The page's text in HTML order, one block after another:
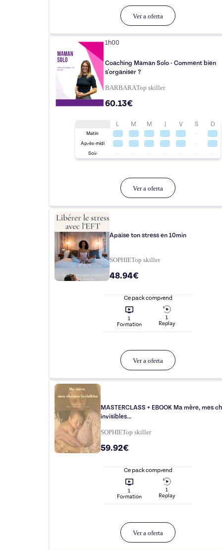
Ver a oferta
1h00
Coaching Maman Solo - Comment bien
s'organiser ?
BARBARATop skiller
60.13€
L M M J V S D
Matin
Après-midi
Soir
Ver a oferta
Apaise ton stress en 10min
SOPHIETop skiller
48.94€
Ce pack comprend
1
Formation
1
Replay
Ver a oferta
MASTERCLASS + EBOOK Ma mère, mes chaînes
invisibles...
SOPHIETop skiller
59.92€
Ce pack comprend
1
Formation
1
Replay
Ver a oferta